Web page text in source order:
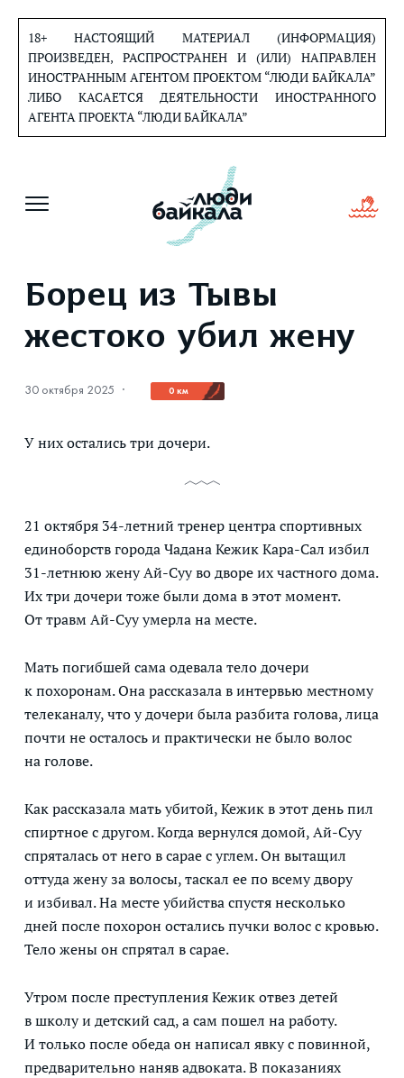
содержанию
18+ НАСТОЯЩИЙ МАТЕРИАЛ (ИНФОРМАЦИЯ)
ПРОИЗВЕДЕН, РАСПРОСТРАНЕН И (ИЛИ) НАПРАВЛЕН
ИНОСТРАННЫМ АГЕНТОМ ПРОЕКТОМ “ЛЮДИ БАЙКАЛА”
ЛИБО КАСАЕТСЯ ДЕЯТЕЛЬНОСТИ ИНОСТРАННОГО
АГЕНТА ПРОЕКТА “ЛЮДИ БАЙКАЛА”
Борец из Тывы
жестоко убил жену
30 октября 2025 · 0 км
У них остались три дочери.
21 октября 34-летний тренер центра спортивных
единоборств города Чадана Кежик Кара-Сал избил
31-летнюю жену Ай-Суу во дворе их частного дома.
Их три дочери тоже были дома в этот момент.
От травм Ай-Суу умерла на месте.
Мать погибшей сама одевала тело дочери
к похоронам. Она рассказала в интервью местному
телеканалу, что у дочери была разбита голова, лица
почти не осталось и практически не было волос
на голове.
Как рассказала мать убитой, Кежик в этот день пил
спиртное с другом. Когда вернулся домой, Ай-Суу
спряталась от него в сарае с углем. Он вытащил
оттуда жену за волосы, таскал ее по всему двору
и избивал. На месте убийства спустя несколько
дней после похорон остались пучки волос с кровью.
Тело жены он спрятал в сарае.
Утром после преступления Кежик отвез детей
в школу и детский сад, а сам пошел на работу.
И только после обеда он написал явку с повинной,
предварительно наняв адвоката. В показаниях